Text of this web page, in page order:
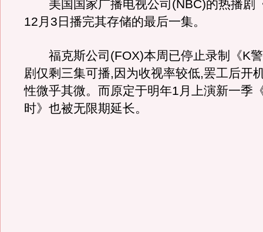
美国国家广播电视公司(NBC)的热播剧
12月3日播完其存储的最后一集。
福克斯公司(FOX)本周已停止录制《K警
剧仅剩三集可播,因为收视率较低,罢工后开
性微乎其微。而原定于明年1月上演新一季
时》也被无限期延长。